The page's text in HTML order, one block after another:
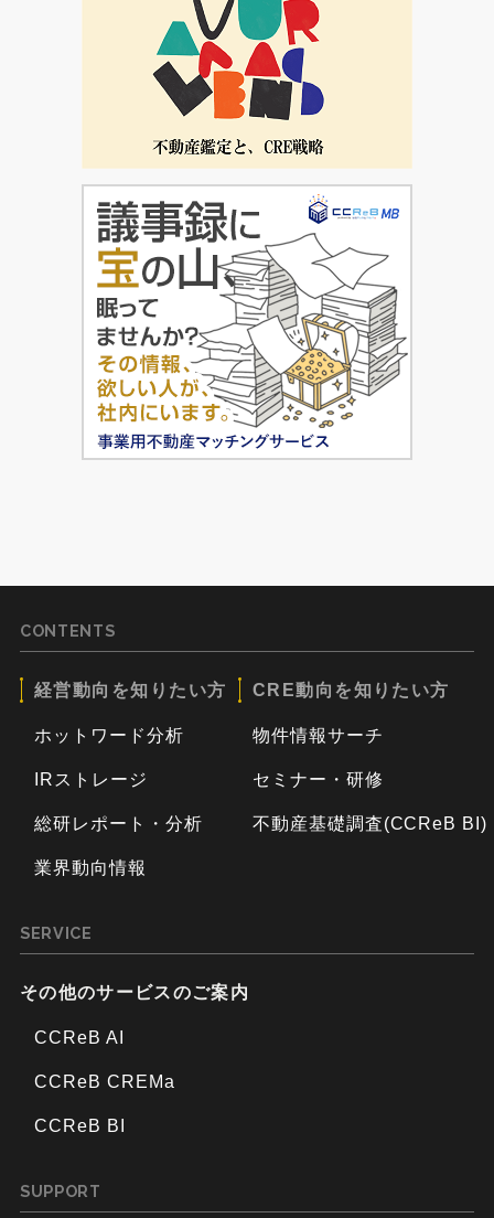
CONTENTS
経営動向を知りたい方
ホットワード分析
IRストレージ
総研レポート・分析
業界動向情報
CRE動向を知りたい方
物件情報サーチ
セミナー・研修
不動産基礎調査(CCReB BI)
SERVICE
その他のサービスのご案内
CCReB AI
CCReB CREMa
CCReB BI
SUPPORT